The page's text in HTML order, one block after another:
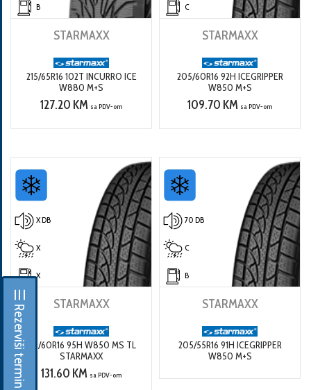
☰ Rezerviši termin
B
STARMAXX
215/65R16 102T INCURRO ICE
W880 M+S
127.20 KM sa PDV-om
C
STARMAXX
205/60R16 92H ICEGRIPPER
W850 M+S
109.70 KM sa PDV-om
X DB
X
X
STARMAXX
215/60R16 95H W850 MS TL
STARMAXX
131.60 KM sa PDV-om
70 DB
C
B
STARMAXX
205/55R16 91H ICEGRIPPER
W850 M+S